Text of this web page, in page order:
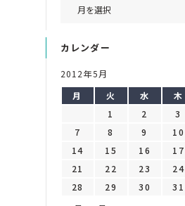
カレンダー
2012年5月
月
火 水 木
1
2 3
7
8 9 10
14
15 16 17
21
22 23 24
28
29 30
31